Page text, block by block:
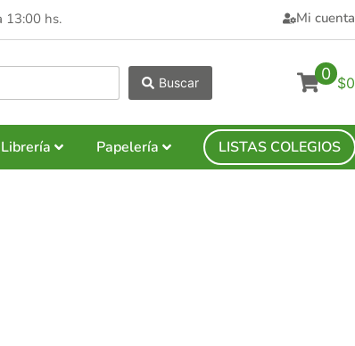
13:00 hs. Mi cuenta
Buscar 0 $0
Librería Papelería LISTAS COLEGIOS